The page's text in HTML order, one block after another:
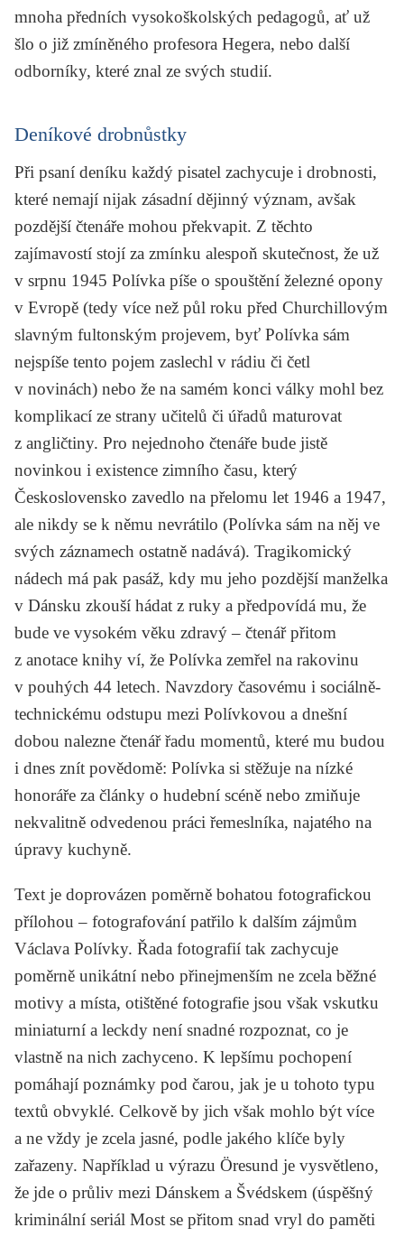
mnoha předních vysokoškolských pedagogů, ať už
šlo o již zmíněného profesora Hegera, nebo další
odborníky, které znal ze svých studií.
Deníkové drobnůstky
Při psaní deníku každý pisatel zachycuje i drobnosti,
které nemají nijak zásadní dějinný význam, avšak
pozdější čtenáře mohou překvapit. Z těchto
zajímavostí stojí za zmínku alespoň skutečnost, že už
v srpnu 1945 Polívka píše o spouštění železné opony
v Evropě (tedy více než půl roku před Churchillovým
slavným fultonským projevem, byť Polívka sám
nejspíše tento pojem zaslechl v rádiu či četl
v novinách) nebo že na samém konci války mohl bez
komplikací ze strany učitelů či úřadů maturovat
z angličtiny. Pro nejednoho čtenáře bude jistě
novinkou i existence zimního času, který
Československo zavedlo na přelomu let 1946 a 1947,
ale nikdy se k němu nevrátilo (Polívka sám na něj ve
svých záznamech ostatně nadává). Tragikomický
nádech má pak pasáž, kdy mu jeho pozdější manželka
v Dánsku zkouší hádat z ruky a předpovídá mu, že
bude ve vysokém věku zdravý – čtenář přitom
z anotace knihy ví, že Polívka zemřel na rakovinu
v pouhých 44 letech. Navzdory časovému i sociálně-
technickému odstupu mezi Polívkovou a dnešní
dobou nalezne čtenář řadu momentů, které mu budou
i dnes znít povědomě: Polívka si stěžuje na nízké
honoráře za články o hudební scéně nebo zmiňuje
nekvalitně odvedenou práci řemeslníka, najatého na
úpravy kuchyně.
Text je doprovázen poměrně bohatou fotografickou
přílohou – fotografování patřilo k dalším zájmům
Václava Polívky. Řada fotografií tak zachycuje
poměrně unikátní nebo přinejmenším ne zcela běžné
motivy a místa, otištěné fotografie jsou však vskutku
miniaturní a leckdy není snadné rozpoznat, co je
vlastně na nich zachyceno. K lepšímu pochopení
pomáhají poznámky pod čarou, jak je u tohoto typu
textů obvyklé. Celkově by jich však mohlo být více
a ne vždy je zcela jasné, podle jakého klíče byly
zařazeny. Například u výrazu Öresund je vysvětleno,
že jde o průliv mezi Dánskem a Švédskem (úspěšný
kriminální seriál Most se přitom snad vryl do paměti